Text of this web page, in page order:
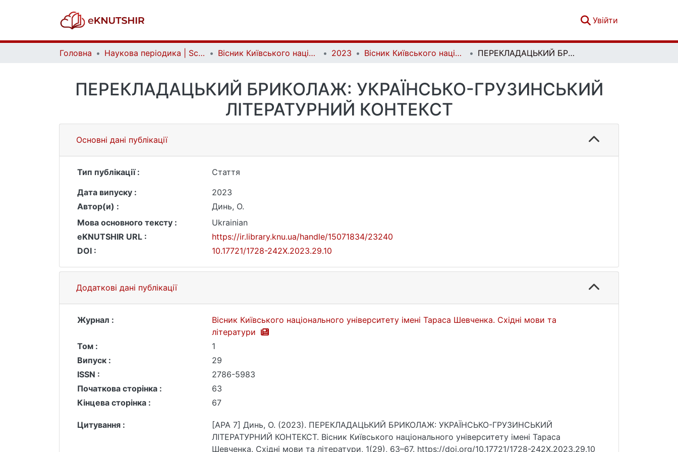
Увійти
Головна Наукова періодика | Scientific periodicals Вісник Київського національного університету імені Тараса Шевченка. Східні мови та літератури | Bulletin of Taras Shevchenko National University of Kyiv. Oriental Languages and Literatures 2023 Вісник Київського національного університету імені Тараса Шевченка. Східні мови та літератури. Вип. 1(29) ПЕРЕКЛАДАЦЬКИЙ БРИКОЛАЖ: УКРАЇНСЬКО-ГРУЗИНСЬКИЙ ЛІТЕРАТУРНИЙ КОНТЕКСТ
ПЕРЕКЛАДАЦЬКИЙ БРИКОЛАЖ: УКРАЇНСЬКО-ГРУЗИНСЬКИЙ
ЛІТЕРАТУРНИЙ КОНТЕКСТ
Основні дані публікації
Тип публікації :
Стаття
Дата випуску :
2023
Автор(и) :
Динь, О.
Мова основного тексту :
Ukrainian
eKNUTSHIR URL :
https://ir.library.knu.ua/handle/15071834/23240
DOI :
10.17721/1728-242X.2023.29.10
Додаткові дані публікації
Журнал :
Вісник Київського національного університету імені Тараса Шевченка. Східні мови та
літератури
Том :
1
Випуск :
29
ISSN :
2786-5983
Початкова сторінка :
63
Кінцева сторінка :
67
Цитування :
[APA 7] Динь, О. (2023). ПЕРЕКЛАДАЦЬКИЙ БРИКОЛАЖ: УКРАЇНСЬКО-ГРУЗИНСЬКИЙ
ЛІТЕРАТУРНИЙ КОНТЕКСТ. Вісник Київського національного університету імені Тараса
Шевченка. Східні мови та літератури, 1(29), 63–67. https://doi.org/10.17721/1728-242X.2023.29.10